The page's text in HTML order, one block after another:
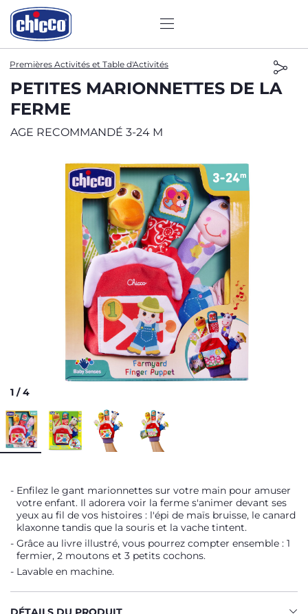
Premières Activités et Table d'Activités
PETITES MARIONNETTES DE LA
FERME
AGE RECOMMANDÉ 3-24 M
1 /4
Enfilez le gant marionnettes sur votre main pour amuser
votre enfant. Il adorera voir la ferme s'animer devant ses
yeux au fil de vos histoires : l'épi de maïs bruisse, le canard
klaxonne tandis que la souris et la vache tintent.
Grâce au livre illustré, vous pourrez compter ensemble : 1
fermier, 2 moutons et 3 petits cochons.
Lavable en machine.